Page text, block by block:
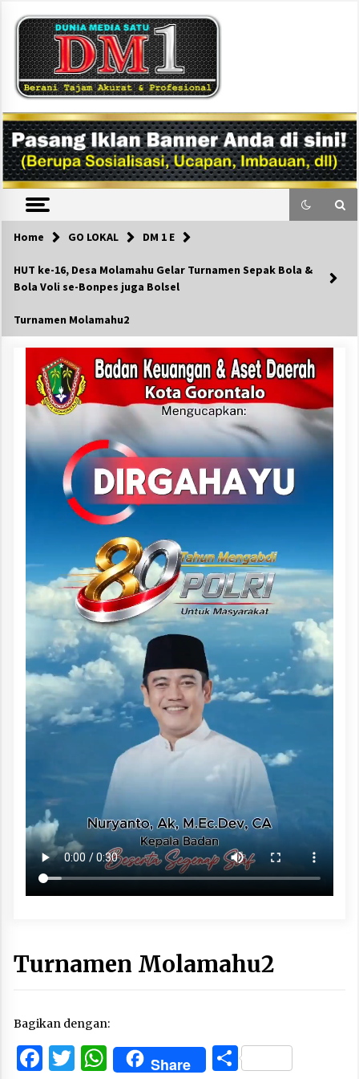
content
DM1
Home GO LOKAL DM 1 E
HUT ke-16, Desa Molamahu Gelar Turnamen Sepak Bola &
Bola Voli se-Bonpes juga Bolsel
Turnamen Molamahu2
Turnamen Molamahu2
Bagikan dengan:
Facebook
Twitter
WhatsApp
Share Share